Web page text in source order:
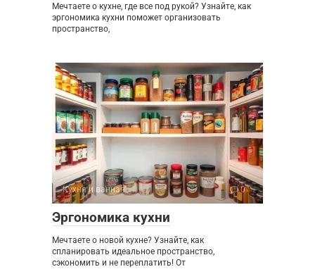
Мечтаете о кухне, где все под рукой? Узнайте, как
эргономика кухни поможет организовать
пространство,
Кухня и ванная 0
Эргономика кухни
Мечтаете о новой кухне? Узнайте, как
спланировать идеальное пространство,
сэкономить и не переплатить! От